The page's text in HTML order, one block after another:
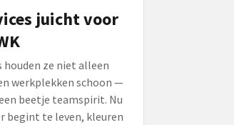
juicht voor
houden ze niet alleen
werkplekken schoon —
beetje teamspirit. Nu
begint te leven, kleuren